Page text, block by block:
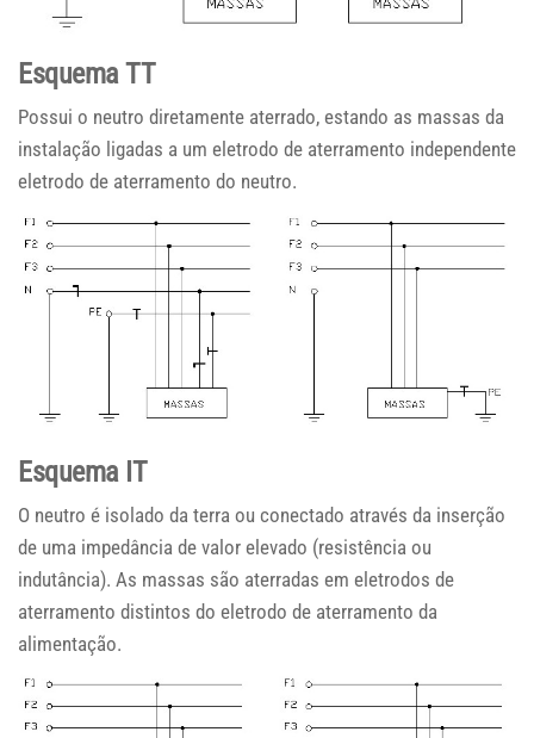
Esquema TT
Possui o neutro diretamente aterrado, estando as massas da
instalação ligadas a um eletrodo de aterramento independente
eletrodo de aterramento do neutro.
Esquema IT
O neutro é isolado da terra ou conectado através da inserção
de uma impedância de valor elevado (resistência ou
indutância). As massas são aterradas em eletrodos de
aterramento distintos do eletrodo de aterramento da
alimentação.